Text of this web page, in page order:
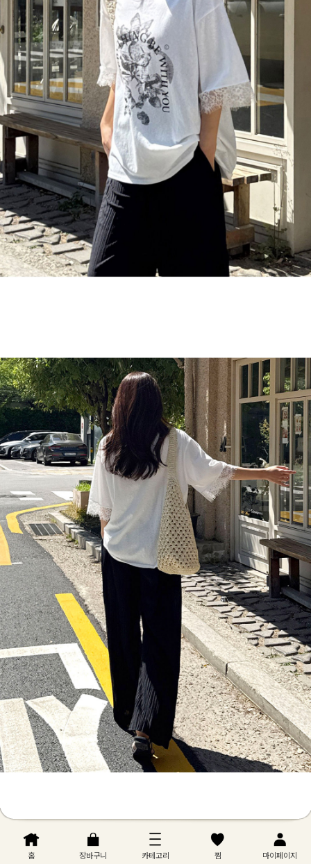
홈 장바구니 카테고리 찜 마이페이지